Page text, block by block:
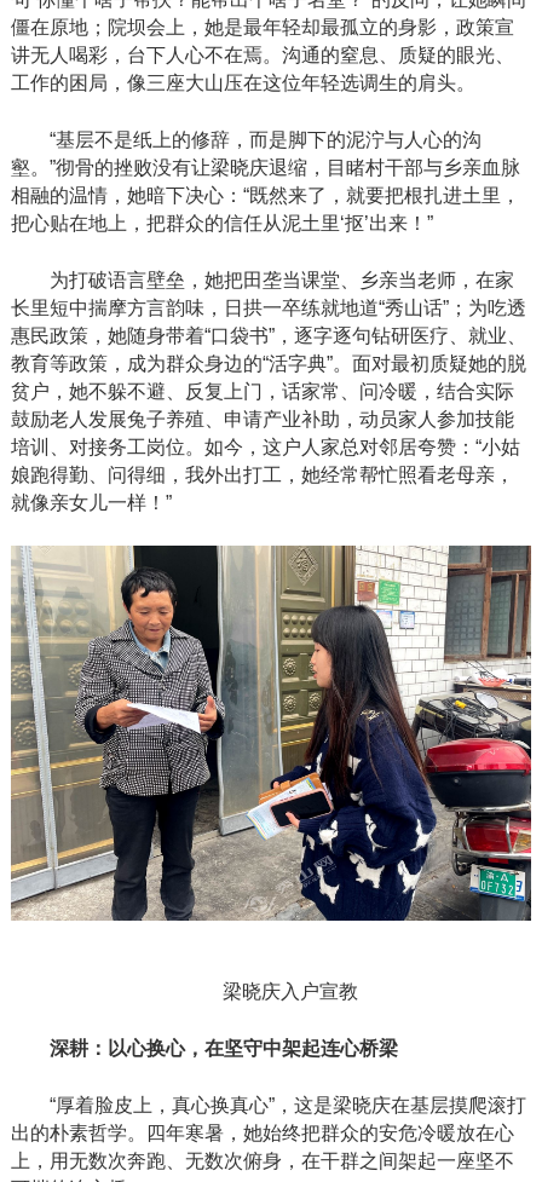
僵在原地；院坝会上，她是最年轻却最孤立的身影，政策宣
讲无人喝彩，台下人心不在焉。沟通的窒息、质疑的眼光、
工作的困局，像三座大山压在这位年轻选调生的肩头。
“基层不是纸上的修辞，而是脚下的泥泞与人心的沟
壑。”彻骨的挫败没有让梁晓庆退缩，目睹村干部与乡亲血脉
相融的温情，她暗下决心：“既然来了，就要把根扎进土里，
把心贴在地上，把群众的信任从泥土里‘抠’出来！”
为打破语言壁垒，她把田垄当课堂、乡亲当老师，在家
长里短中揣摩方言韵味，日拱一卒练就地道“秀山话”；为吃透
惠民政策，她随身带着“口袋书”，逐字逐句钻研医疗、就业、
教育等政策，成为群众身边的“活字典”。面对最初质疑她的脱
贫户，她不躲不避、反复上门，话家常、问冷暖，结合实际
鼓励老人发展兔子养殖、申请产业补助，动员家人参加技能
培训、对接务工岗位。如今，这户人家总对邻居夸赞：“小姑
娘跑得勤、问得细，我外出打工，她经常帮忙照看老母亲，
就像亲女儿一样！”
梁晓庆入户宣教
深耕：以心换心，在坚守中架起连心桥梁
“厚着脸皮上，真心换真心”，这是梁晓庆在基层摸爬滚打
出的朴素哲学。四年寒暑，她始终把群众的安危冷暖放在心
上，用无数次奔跑、无数次俯身，在干群之间架起一座坚不